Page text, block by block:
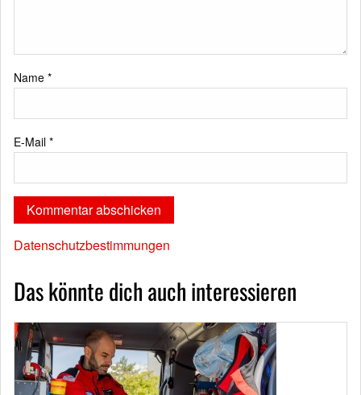
Name *
E-Mail *
Datenschutzbestimmungen
Das könnte dich auch interessieren